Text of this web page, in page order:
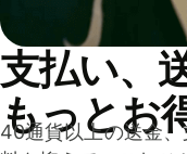
支払い、
もっとお
40通貨以上の送金